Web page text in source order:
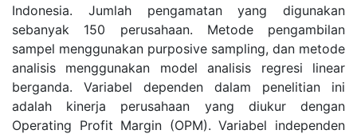
Indonesia. Jumlah pengamatan yang digunakan
sebanyak 150 perusahaan. Metode pengambilan
sampel menggunakan purposive sampling, dan metode
analisis menggunakan model analisis regresi linear
berganda. Variabel dependen dalam penelitian ini
adalah kinerja perusahaan yang diukur dengan
Operating Profit Margin (OPM). Variabel independen